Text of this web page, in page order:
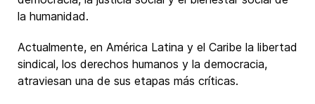
la humanidad.
Actualmente, en América Latina y el Caribe la libertad
sindical, los derechos humanos y la democracia,
atraviesan una de sus etapas más críticas.